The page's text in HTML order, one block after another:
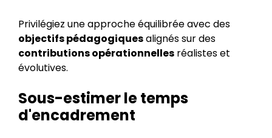
Privilégiez une approche équilibrée avec des
objectifs pédagogiquesalignés sur des
contributions opérationnelles réalistes et
évolutives.
Sous-estimer le temps
d'encadrement